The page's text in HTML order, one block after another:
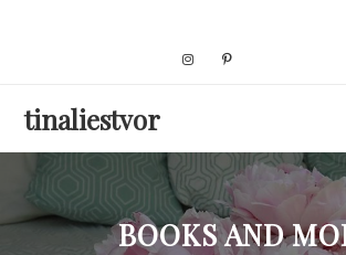
tinaliestvor
BOOKS AND